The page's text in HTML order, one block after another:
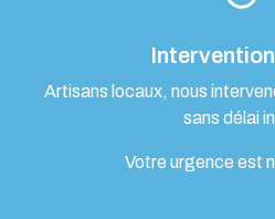
Artisans locaux, nous
sans délai
Votre urgence est